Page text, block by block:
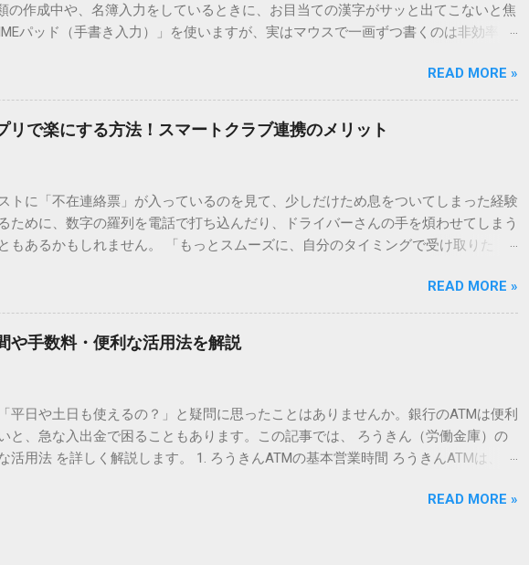
の作成中や、名簿入力をしているときに、お目当ての漢字がサッと出てこないと焦
パッド（手書き入力）」を使いますが、実はマウスで一画ずつ書くのは非効率で
字、特殊記号を呼び出す「文字コード入力」のテクニックを詳しく解説します。
い漢字の入力で手を止める必要はありません。 1. なぜ「変換」しても旧字・外字
通の変換で出てこない漢字があるのでしょうか。その理由は、パソコンが文字を
ソコンで一般的に使われる漢字は、JIS規格（日本産業規格）によって「第1水
ています。しかし、人名や地名に使われる非常に古い漢字（旧字）や、特定の組
ード」といった 文字コード です。パソコン上のすべての文字には、いわば「住
す。変換候補に出ない文字でも、この住所（コード）を直接指定すれば、確実に呼
標準機能！文字コードで漢字を出す「16進数入力」 最も汎用性が高く、特別な
力） 入力したい文字の「Unicode（例：20BB7）」を把握する。 入力モードを「半
**と入力する。 直後にキーボードの**[Alt]キーを押しながら[X]キー**を押す。 入
例：𠮷）に変換されます。 注記： この方法は、特にMicrosoft Wordで非常に強力
READ MORE »
リで楽にする方法！スマートクラブ連携のメリット
トに「不在連絡票」が入っているのを見て、少しだけため息をついてしまった経験
ために、数字の羅列を電話で打ち込んだり、ドライバーさんの手を煩わせてしまう
もあるかもしれません。 「もっとスムーズに、自分のタイミングで受け取りた
式アプリの連携です。これらを活用するだけで、再配達のストレスは驚くほど軽く
をサポートする便利な受け取り術と、連携による具体的なメリットを徹底解説しま
「スマートクラブ」とは？ まず押さえておきたいのが、佐川急便の個人向け無料
。これは、荷物の配送状況をリアルタイムで管理するための基盤となるサービスで
インする手間がありましたが、現在はLINEやアプリと紐付けることで、その利便
りの対応が可能になります。 LINE連携で「不在連絡票」とおさらばできる理由 日
ケーションアプリ「LINE」を佐川急便と連携させると、荷物の受け取り体験が一変
で依頼 不在連絡票に記載されたQRコードを読み取る手間すら、過去のものになり
をタップするだけで、希望の日時や場所を指定して再配達を依頼できます。 2. 24
READ MORE »
や手数料・便利な活用法を解説
平日や土日も使えるの？」と疑問に思ったことはありませんか。銀行のATMは便利
と、急な入出金で困ることもあります。この記事では、 ろうきん（労働金庫）の
活用法 を詳しく解説します。 1. ろうきんATMの基本営業時間 ろうきんATMは、利
利用可能） 店舗内ATMは、銀行窓口と同じ営業時間で利用でき、 窓口での対応も
READ MORE »